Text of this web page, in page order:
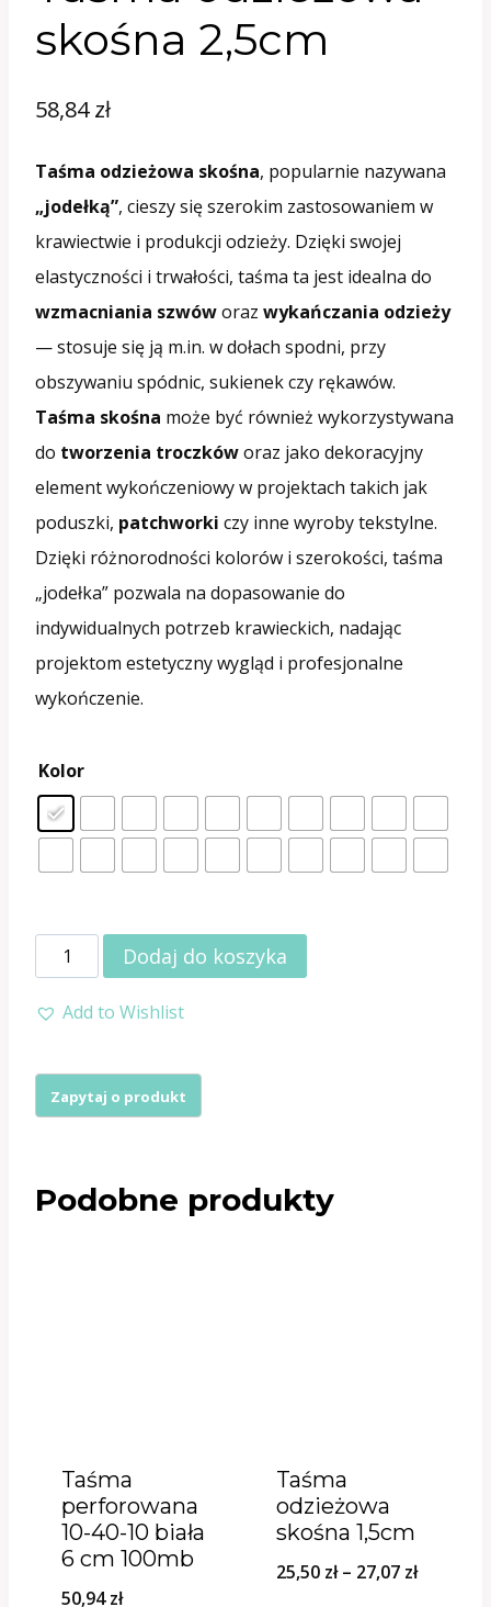
skośna 2,5cm
58,84zł
Taśma odzieżowa skośna, popularnie nazywana
„jodełką”, cieszy się szerokim zastosowaniem w
krawiectwie i produkcji odzieży. Dzięki swojej
elastyczności i trwałości, taśma ta jest idealna do
wzmacniania szwóworaz wykańczania odzieży
— stosuje się ją m.in. w dołach spodni, przy
obszywaniu spódnic, sukienek czy rękawów.
Taśma skośna może być również wykorzystywana
do tworzenia troczkóworaz jako dekoracyjny
element wykończeniowy w projektach takich jak
poduszki, patchworki czy inne wyroby tekstylne.
Dzięki różnorodności kolorów i szerokości, taśma
„jodełka” pozwala na dopasowanie do
indywidualnych potrzeb krawieckich, nadając
projektom estetyczny wygląd i profesjonalne
wykończenie.
Kolor
ilość
Taśma
odzieżowa
2,5cm
Dodaj do koszyka
Add to Wishlist
Podobne produkty
Taśma
perforowana
10-40-10 biała
6 cm 100mb
50,94zł
Taśma
odzieżowa
skośna 1,5cm
25,50 zł – 27,07 złZakres